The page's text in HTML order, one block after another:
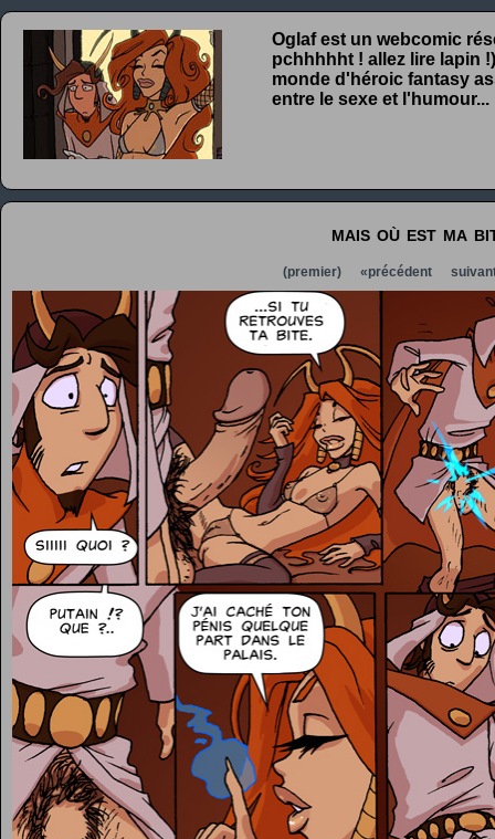
Oglaf est un webcomic
pchhhhht ! allez lire lapin
monde d'héroic fantasy
entre le sexe et l'humour...
mais où est ma
(premier) «précédent